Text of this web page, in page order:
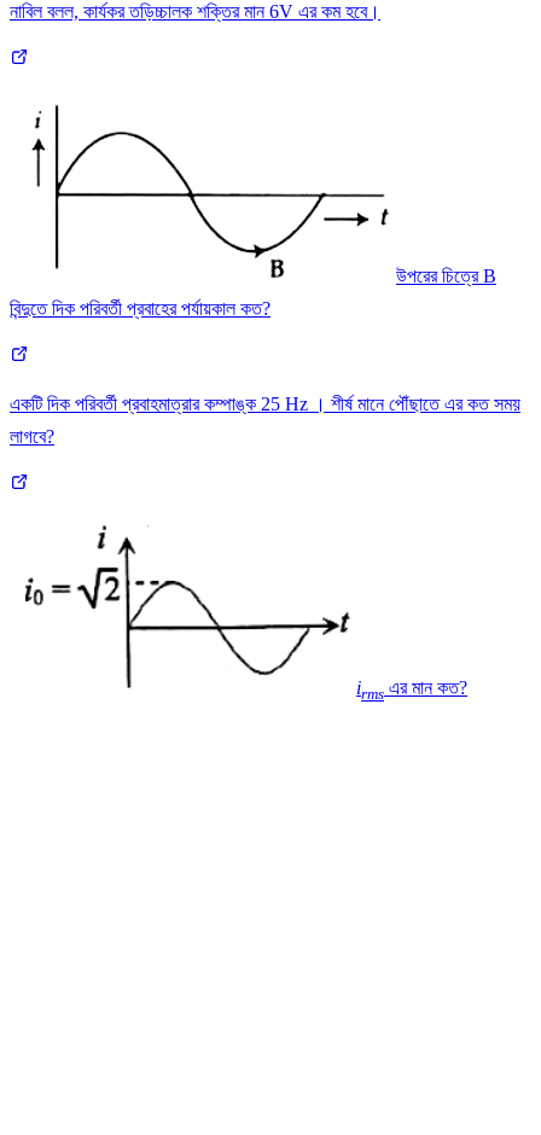
নাবিল বলল, কার্যকর তড়িচ্চালক শক্তির মান 6V এর কম হবে।
উপরের চিত্রে B
বিন্দুতে দিক পরিবর্তী প্রবাহের পর্যায়কাল কত?
একটি দিক পরিবর্তী প্রবাহমাত্রার কম্পাঙ্ক 25 Hz । শীর্ষ মানে পৌঁছাতে এর কত সময়
লাগবে?
irms এর মান কত?